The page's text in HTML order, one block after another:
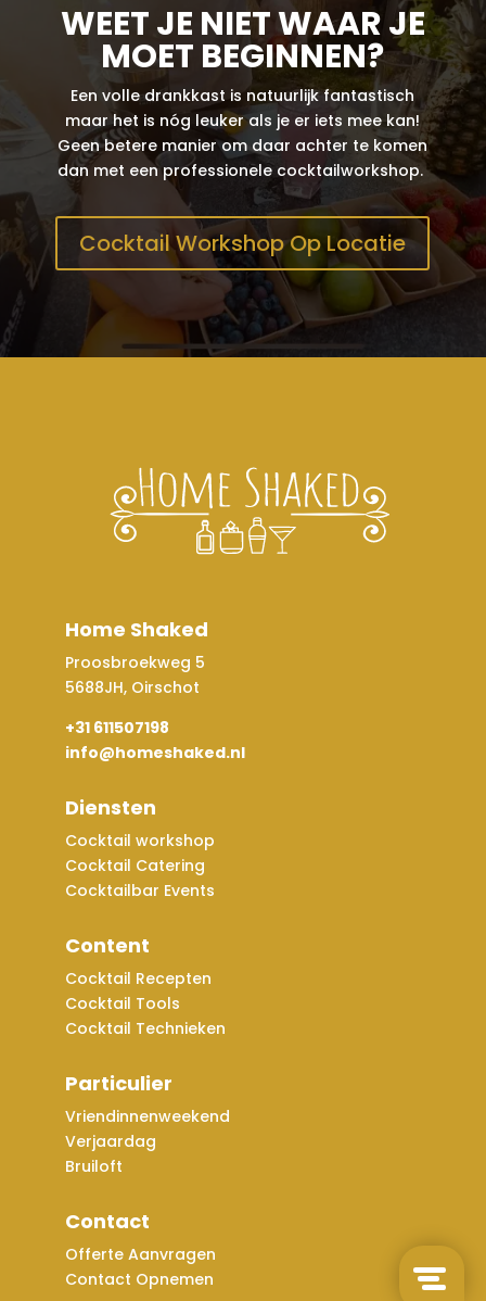
WEET JE NIET WAAR JE
MOET BEGINNEN?
Een volle drankkast is natuurlijk fantastisch
maar het is nóg leuker als je er iets mee kan!
Geen betere manier om daar achter te komen
dan met een professionele cocktailworkshop.
Cocktail Workshop Op Locatie
Home Shaked
Proosbroekweg 5
5688JH, Oirschot
+31 611507198
info@homeshaked.nl
Diensten
Cocktail workshop
Cocktail Catering
Cocktailbar Events
Content
Cocktail Recepten
Cocktail Tools
Cocktail Technieken
Particulier
Vriendinnenweekend
Verjaardag
Bruiloft
Contact
Offerte Aanvragen
Contact Opnemen